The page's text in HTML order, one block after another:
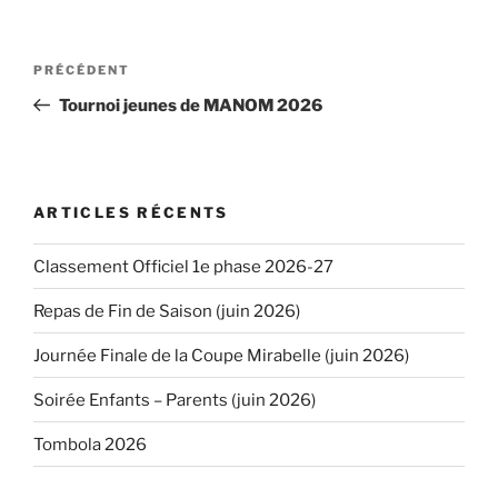
Navigation
l’article
Article
précédent
PRÉCÉDENT
Tournoi jeunes de MANOM 2026
ARTICLES RÉCENTS
Classement Officiel 1e phase 2026-27
Repas de Fin de Saison (juin 2026)
Journée Finale de la Coupe Mirabelle (juin 2026)
Soirée Enfants – Parents (juin 2026)
Tombola 2026